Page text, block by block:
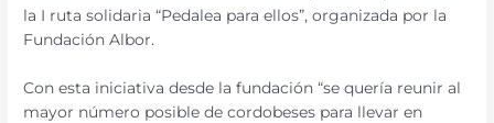
la I ruta solidaria “Pedalea para ellos”, organizada por la
Fundación Albor.
Con esta iniciativa desde la fundación “se quería reunir al
mayor número posible de cordobeses para llevar en